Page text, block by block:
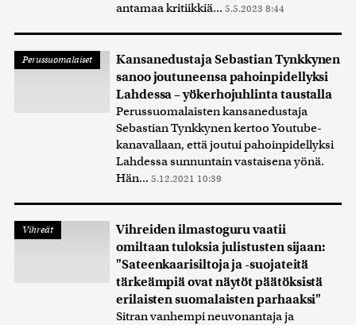
antamaa kritiikkiä... 5.5.2023 8:44
Perussuomalaiset
Kansanedustaja Sebastian Tynkkynen
sanoo joutuneensa pahoinpidellyksi
Lahdessa – yökerhojuhlinta taustalla
Perussuomalaisten kansanedustaja
Sebastian Tynkkynen kertoo Youtube-
kanavallaan, että joutui pahoinpidellyksi
Lahdessa sunnuntain vastaisena yönä.
Hän... 5.12.2021 10:39
Vihreät
Vihreiden ilmastoguru vaatii
omiltaan tuloksia julistusten sijaan:
"Sateenkaarisiltoja ja -suojateitä
tärkeämpiä ovat näytöt päätöksistä
erilaisten suomalaisten parhaaksi"
Sitran vanhempi neuvonantaja ja